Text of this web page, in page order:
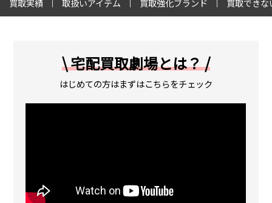
買取実績 取扱いアイテム 買取強化ブランド 買取できな
\ 宅配買取劇場とは？ /
はじめての方はまずはこちらをチェック